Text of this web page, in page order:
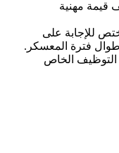
قيمة مهنية
للإجابة على
فترة المعسكر.
التوظيف الخاص